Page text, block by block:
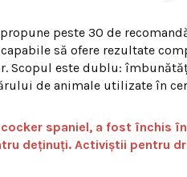
peste 30 de
să ofere rezultate
Scopul este dublu:
de animale utilizate în
cocker spaniel, a fost închis
deținuți. Activiștii pentru